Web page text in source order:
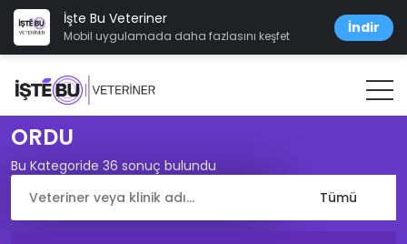
İşte Bu Veteriner
Mobil uygulamada daha fazlasını keşfet İndir
ORDU
Bu Kategoride 36 sonuç bulundu